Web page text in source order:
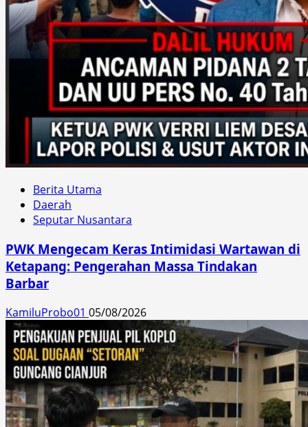
Berita Utama
Daerah
Seputar Nusantara
PWK Mengecam Keras Intimidasi Wartawan di
Ketapang: Pengerahan Massa Tindakan
Barbar
KamiluProbo01 05/08/2026